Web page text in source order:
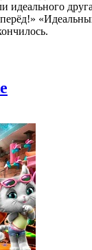
идеального